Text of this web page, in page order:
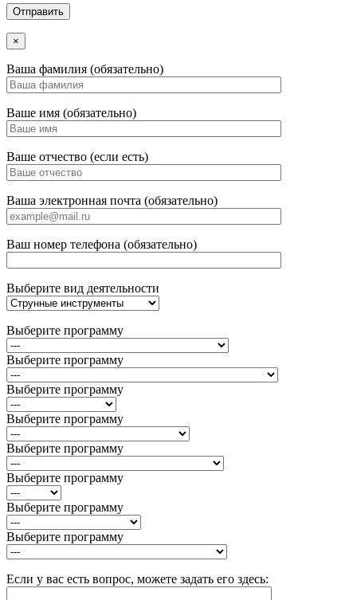
×
Ваша фамилия (обязательно)
Ваше имя (обязательно)
Ваше отчество (если есть)
Ваша электронная почта (обязательно)
Ваш номер телефона (обязательно)
Выберите вид деятельности
Выберите программу
Выберите программу
Выберите программу
Выберите программу
Выберите программу
Выберите программу
Выберите программу
Выберите программу
Если у вас есть вопрос, можете задать его здесь: